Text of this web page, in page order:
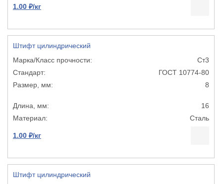
1.00 ₽/кг
Штифт цилиндрический
Ст3
ГОСТ 10774-80
8
16
Сталь
1.00 ₽/кг
Штифт цилиндрический